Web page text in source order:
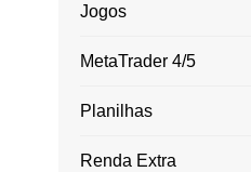
Jogos
MetaTrader 4/5
Planilhas
Renda Extra